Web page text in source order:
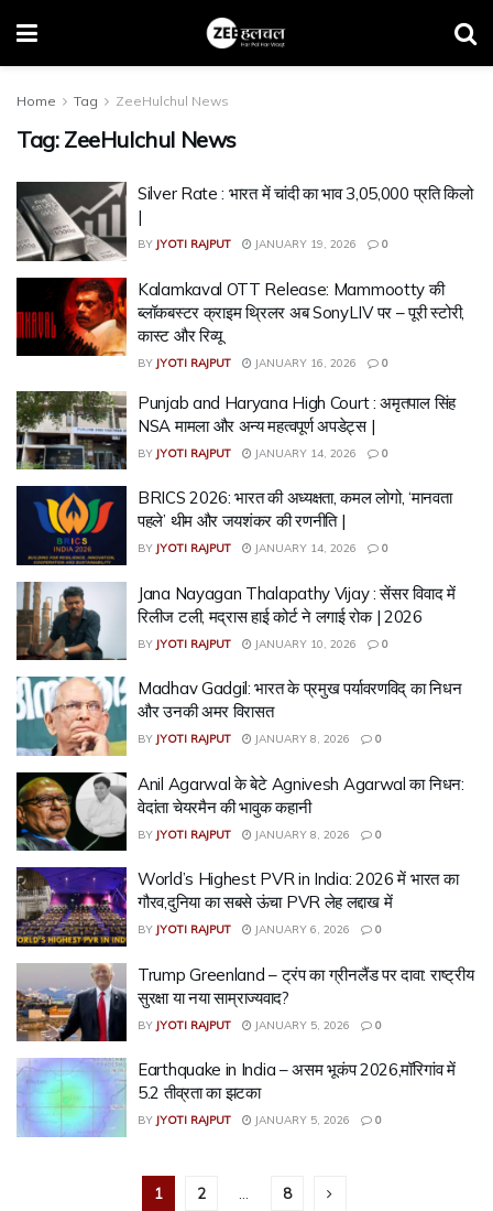
Home Tag ZeeHulchul News
Tag: ZeeHulchul News
Silver Rate : भारत में चांदी का भाव ₹3,05,000 प्रति किलो
|
BY JYOTI RAJPUT JANUARY 19, 2026 0
Kalamkaval OTT Release: Mammootty की
ब्लॉकबस्टर क्राइम थ्रिलर अब SonyLIV पर – पूरी स्टोरी,
कास्ट और रिव्यू
BY JYOTI RAJPUT JANUARY 16, 2026 0
Punjab and Haryana High Court : अमृतपाल सिंह
NSA मामला और अन्य महत्वपूर्ण अपडेट्स |
BY JYOTI RAJPUT JANUARY 14, 2026 0
BRICS 2026: भारत की अध्यक्षता, कमल लोगो, ‘मानवता
पहले’ थीम और जयशंकर की रणनीति |
BY JYOTI RAJPUT JANUARY 14, 2026 0
Jana Nayagan Thalapathy Vijay : सेंसर विवाद में
रिलीज टली, मद्रास हाई कोर्ट ने लगाई रोक | 2026
BY JYOTI RAJPUT JANUARY 10, 2026 0
Madhav Gadgil: भारत के प्रमुख पर्यावरणविद् का निधन
और उनकी अमर विरासत
BY JYOTI RAJPUT JANUARY 8, 2026 0
Anil Agarwal के बेटे Agnivesh Agarwal का निधन:
वेदांता चेयरमैन की भावुक कहानी
BY JYOTI RAJPUT JANUARY 8, 2026 0
World’s Highest PVR in India: 2026 में भारत का
गौरव,दुनिया का सबसे ऊंचा PVR लेह लद्दाख में
BY JYOTI RAJPUT JANUARY 6, 2026 0
Trump Greenland – ट्रंप का ग्रीनलैंड पर दावा: राष्ट्रीय
सुरक्षा या नया साम्राज्यवाद?
BY JYOTI RAJPUT JANUARY 5, 2026 0
Earthquake in India – असम भूकंप 2026,मॉरिगांव में
5.2 तीव्रता का झटका
BY JYOTI RAJPUT JANUARY 5, 2026 0
1 2 8